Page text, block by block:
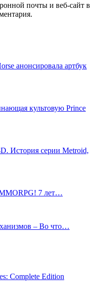
почты и веб-сайт в
анонсировала артбук
культовую Prince
История серии Metroid,
7 лет…
– Во что…
Complete Edition